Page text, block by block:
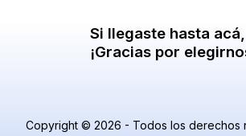
Si llegaste hasta acá,
¡Gracias por
Copyright © 2026 - Todos los derechos